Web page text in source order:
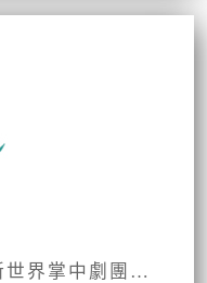
9.台灣（閩南）布袋戲：新世界掌中劇團第2集第17、18面